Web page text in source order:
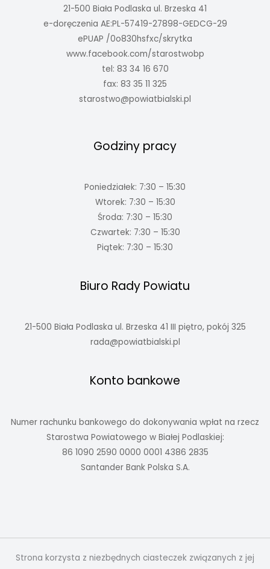
21-500 Biała Podlaska ul. Brzeska 41
e-doręczenia AE:PL-57419-27898-GEDCG-29
ePUAP /0o830hsfxc/skrytka
www.facebook.com/starostwobp
tel: 83 34 16 670
fax: 83 35 11 325
starostwo@powiatbialski.pl
Godziny pracy
Poniedziałek: 7:30 – 15:30
Wtorek: 7:30 – 15:30
Środa: 7:30 – 15:30
Czwartek: 7:30 – 15:30
Piątek: 7:30 – 15:30
Biuro Rady Powiatu
21-500 Biała Podlaska ul. Brzeska 41 III piętro, pokój 325
rada@powiatbialski.pl
Konto bankowe
Numer rachunku bankowego do dokonywania wpłat na rzecz
Starostwa Powiatowego w Białej Podlaskiej:
86 1090 2590 0000 0001 4386 2835
Santander Bank Polska S.A.
Strona korzysta z niezbędnych ciasteczek związanych z jej